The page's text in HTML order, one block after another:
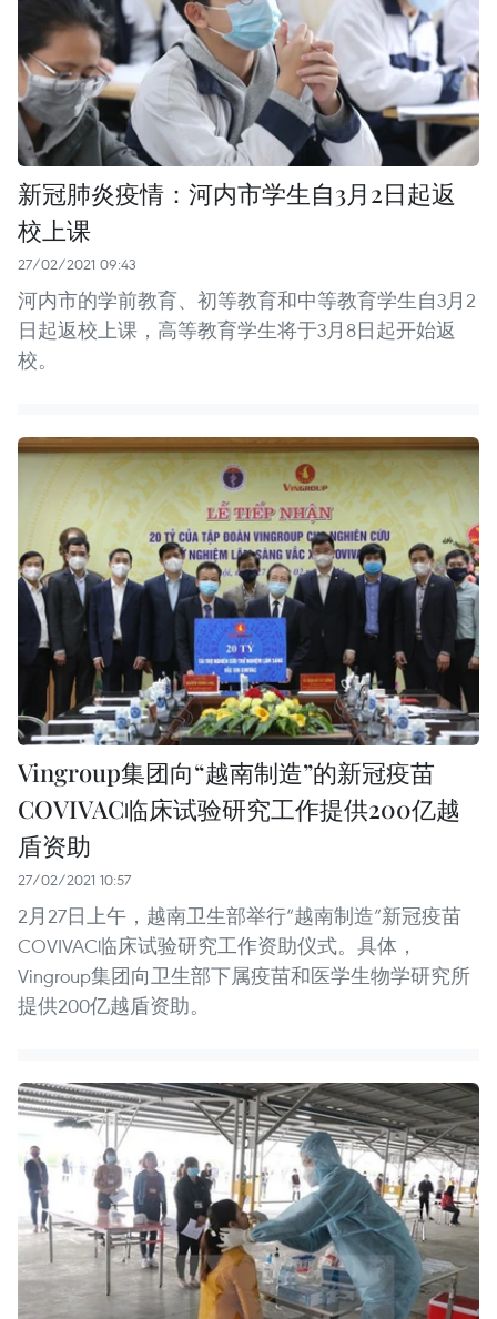
新冠肺炎疫情：河内市学生自3月2日起返
校上课
27/02/2021 09:43
河内市的学前教育、初等教育和中等教育学生自3月2
日起返校上课，高等教育学生将于3月8日起开始返
校。
Vingroup集团向“越南制造”的新冠疫苗
COVIVAC临床试验研究工作提供200亿越
盾资助
27/02/2021 10:57
2月27日上午，越南卫生部举行“越南制造”新冠疫苗
COVIVAC临床试验研究工作资助仪式。具体，
Vingroup集团向卫生部下属疫苗和医学生物学研究所
提供200亿越盾资助。